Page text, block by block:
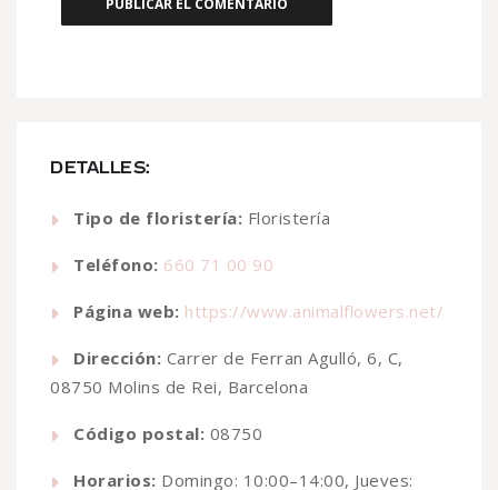
DETALLES:
Tipo de floristería: Floristería
Teléfono: 660 71 00 90
Página web: https://www.animalflowers.net/
Dirección: Carrer de Ferran Agulló, 6, C,
08750 Molins de Rei, Barcelona
Código postal: 08750
Horarios: Domingo: 10:00–14:00, Jueves: